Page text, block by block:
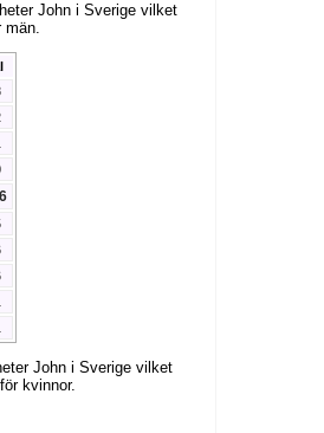
John i Sverige vilket
män.
John i Sverige vilket
kvinnor.